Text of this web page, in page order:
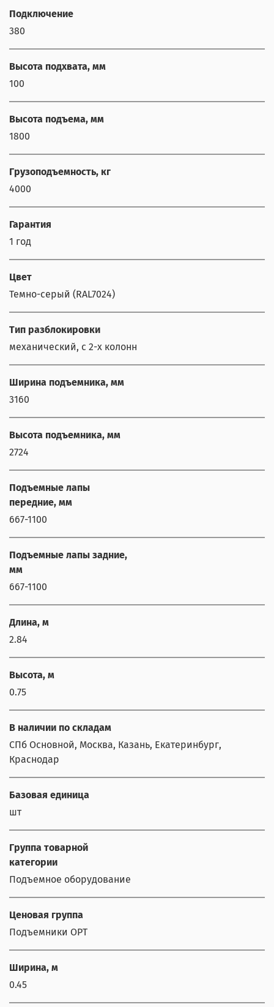
Подключение
380
Высота подхвата, мм
100
Высота подъема, мм
1800
Грузоподъемность, кг
4000
Гарантия
1 год
Цвет
Темно-серый (RAL7024)
Тип разблокировки
механический, с 2-х колонн
Ширина подъемника, мм
3160
Высота подъемника, мм
2724
Подъемные лапы
передние, мм
667-1100
Подъемные лапы задние,
мм
667-1100
Длина, м
2.84
Высота, м
0.75
В наличии по складам
СПб Основной, Москва, Казань, Екатеринбург,
Краснодар
Базовая единица
шт
Группа товарной
категории
Подъемное оборудование
Ценовая группа
Подъемники OPT
Ширина, м
0.45